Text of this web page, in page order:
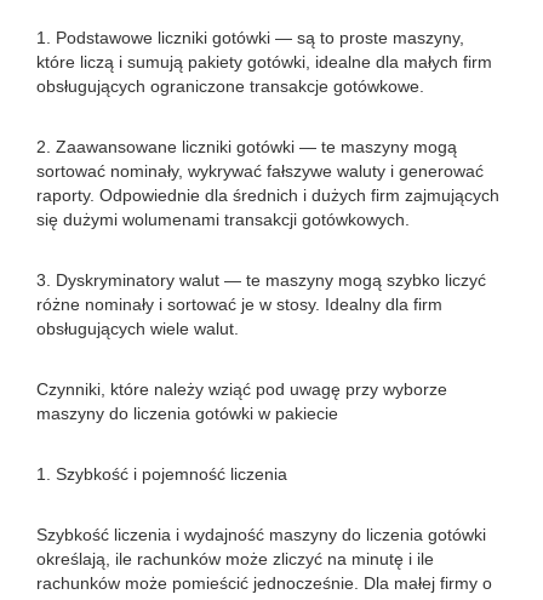
1. Podstawowe liczniki gotówki — są to proste maszyny,
które liczą i sumują pakiety gotówki, idealne dla małych firm
obsługujących ograniczone transakcje gotówkowe.
2. Zaawansowane liczniki gotówki — te maszyny mogą
sortować nominały, wykrywać fałszywe waluty i generować
raporty. Odpowiednie dla średnich i dużych firm zajmujących
się dużymi wolumenami transakcji gotówkowych.
3. Dyskryminatory walut — te maszyny mogą szybko liczyć
różne nominały i sortować je w stosy. Idealny dla firm
obsługujących wiele walut.
Czynniki, które należy wziąć pod uwagę przy wyborze
maszyny do liczenia gotówki w pakiecie
1. Szybkość i pojemność liczenia
Szybkość liczenia i wydajność maszyny do liczenia gotówki
określają, ile rachunków może zliczyć na minutę i ile
rachunków może pomieścić jednocześnie. Dla małej firmy o